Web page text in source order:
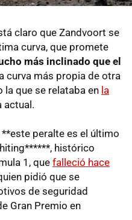
claro que Zandvoort se
curva, que promete
más inclinado que el
curva más propia de otra
la que se relataba en la
actual.
peralte es el último
histórico
1, que falleció hace
pidió que se
de seguridad
Gran Premio en